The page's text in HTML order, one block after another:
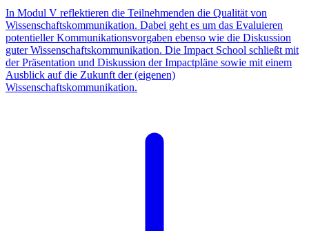
In Modul V reflektieren die Teilnehmenden die Qualität von
Wissenschaftskommunikation. Dabei geht es um das Evaluieren
potentieller Kommunikationsvorgaben ebenso wie die Diskussion
guter Wissenschaftskommunikation. Die Impact School schließt mit
der Präsentation und Diskussion der Impactpläne sowie mit einem
Ausblick auf die Zukunft der (eigenen)
Wissenschaftskommunikation.